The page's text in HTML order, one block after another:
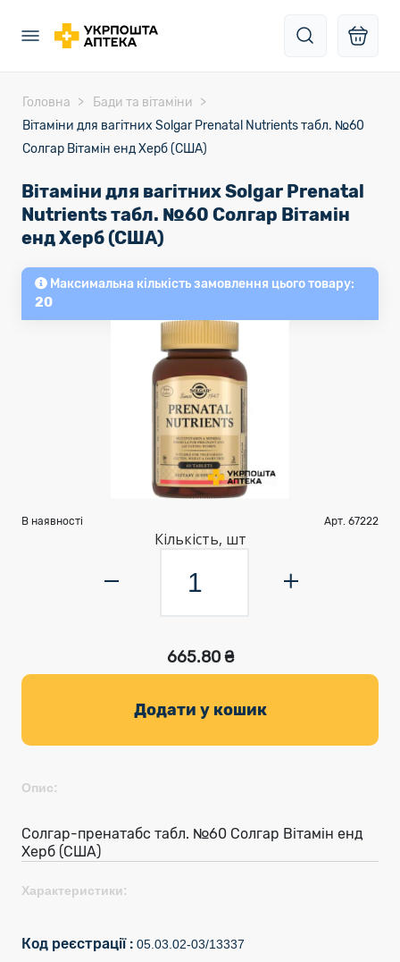
Головна
Бади та вітаміни
Вітаміни для вагітних Solgar Prenatal Nutrients табл. №60
Солгар Вітамін енд Херб (США)
Вітаміни для вагітних Solgar Prenatal
Nutrients табл. №60 Солгар Вітамін
енд Херб (США)
Максимальна кількість замовлення цього товару:
20
В наявності Арт. 67222
Кількість, шт
665.80 ₴
Додати у кошик
Опис:
Солгар-пренатабс табл. №60 Солгар Вітамін енд
Херб (США)
Характеристики:
Код реєстрації : 05.03.02-03/13337